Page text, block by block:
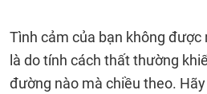
Tình cảm của bạn không được
là do tính cách thất thường
đường nào mà chiều theo.